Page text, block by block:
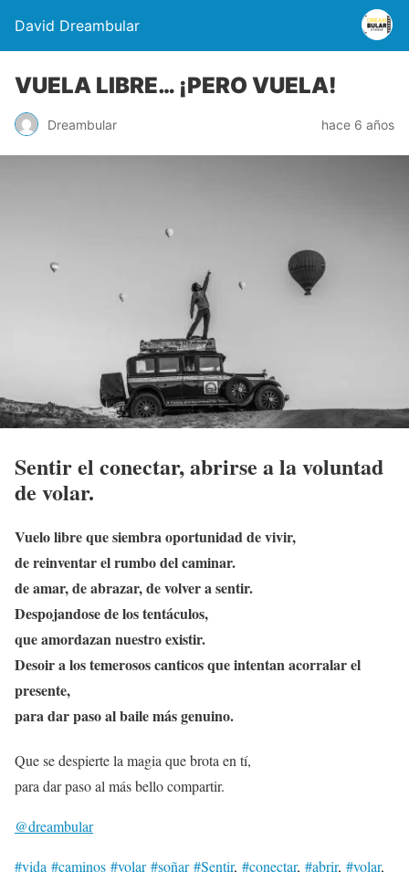
David Dreambular
VUELA LIBRE… ¡PERO VUELA!
Dreambular hace 6 años
Sentir el conectar, abrirse a la voluntad
de volar.
Vuelo libre que siembra oportunidad de vivir,
de reinventar el rumbo del caminar.
de amar, de abrazar, de volver a sentir.
Despojandose de los tentáculos,
que amordazan nuestro existir.
Desoir a los temerosos canticos que intentan acorralar el
presente,
para dar paso al baile más genuino.
Que se despierte la magia que brota en tí,
para dar paso al más bello compartir.
@dreambular
#vida #caminos #volar #soñar #Sentir, #conectar, #abrir, #volar,